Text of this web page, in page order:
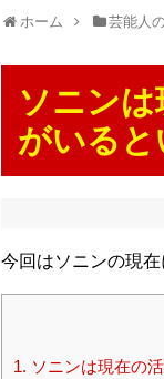
ホーム 芸能人
ソニン
がいると
今回はソニンの現
1. ソニンは現在の